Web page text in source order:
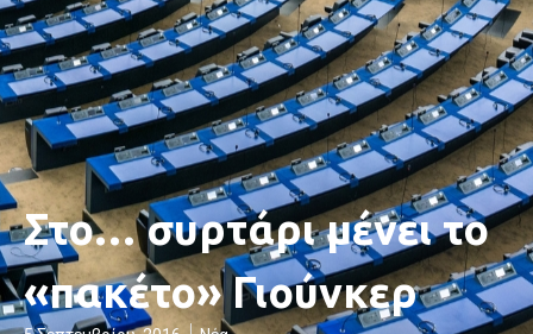
Στο… συρτάρι μένει το
«πακέτο» Γιούνκερ